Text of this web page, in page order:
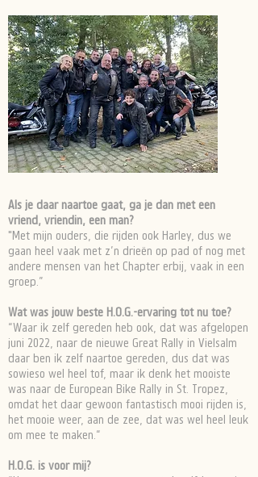
Als je daar naartoe gaat, ga je dan met een
vriend, vriendin, een man?
"Met mijn ouders, die rijden ook Harley, dus we
gaan heel vaak met z’n drieën op pad of nog met
andere mensen van het Chapter erbij, vaak in een
groep.”
Wat was jouw beste H.O.G.-ervaring tot nu toe?
“Waar ik zelf gereden heb ook, dat was afgelopen
juni 2022, naar de nieuwe Great Rally in Vielsalm
daar ben ik zelf naartoe gereden, dus dat was
sowieso wel heel tof, maar ik denk het mooiste
was naar de European Bike Rally in St. Tropez,
omdat het daar gewoon fantastisch mooi rijden is,
het mooie weer, aan de zee, dat was wel heel leuk
om mee te maken.“
H.O.G. is voor mij?